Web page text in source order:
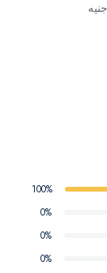
جنيه
100%
0%
0%
0%